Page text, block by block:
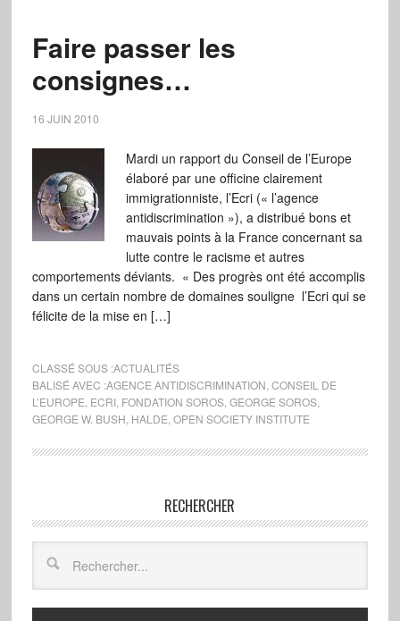
Faire passer les
consignes…
16 JUIN 2010
Mardi un rapport du Conseil de l’Europe
élaboré par une officine clairement
immigrationniste, l’Ecri (« l’agence
antidiscrimination »), a distribué bons et
mauvais points à la France concernant sa
lutte contre le racisme et autres
comportements déviants. « Des progrès ont été accomplis
dans un certain nombre de domaines souligne l’Ecri qui se
félicite de la mise en […]
CLASSÉ SOUS :ACTUALITÉS
BALISÉ AVEC :AGENCE ANTIDISCRIMINATION CONSEIL DE
L’EUROPE ECRI, FONDATION SOROS, GEORGE SOROS,
GEORGE W. BUSH HALDE OPEN SOCIETY INSTITUTE
RECHERCHER